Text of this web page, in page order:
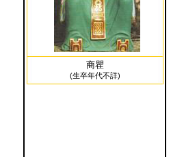
商瞿
(生卒年代不詳)